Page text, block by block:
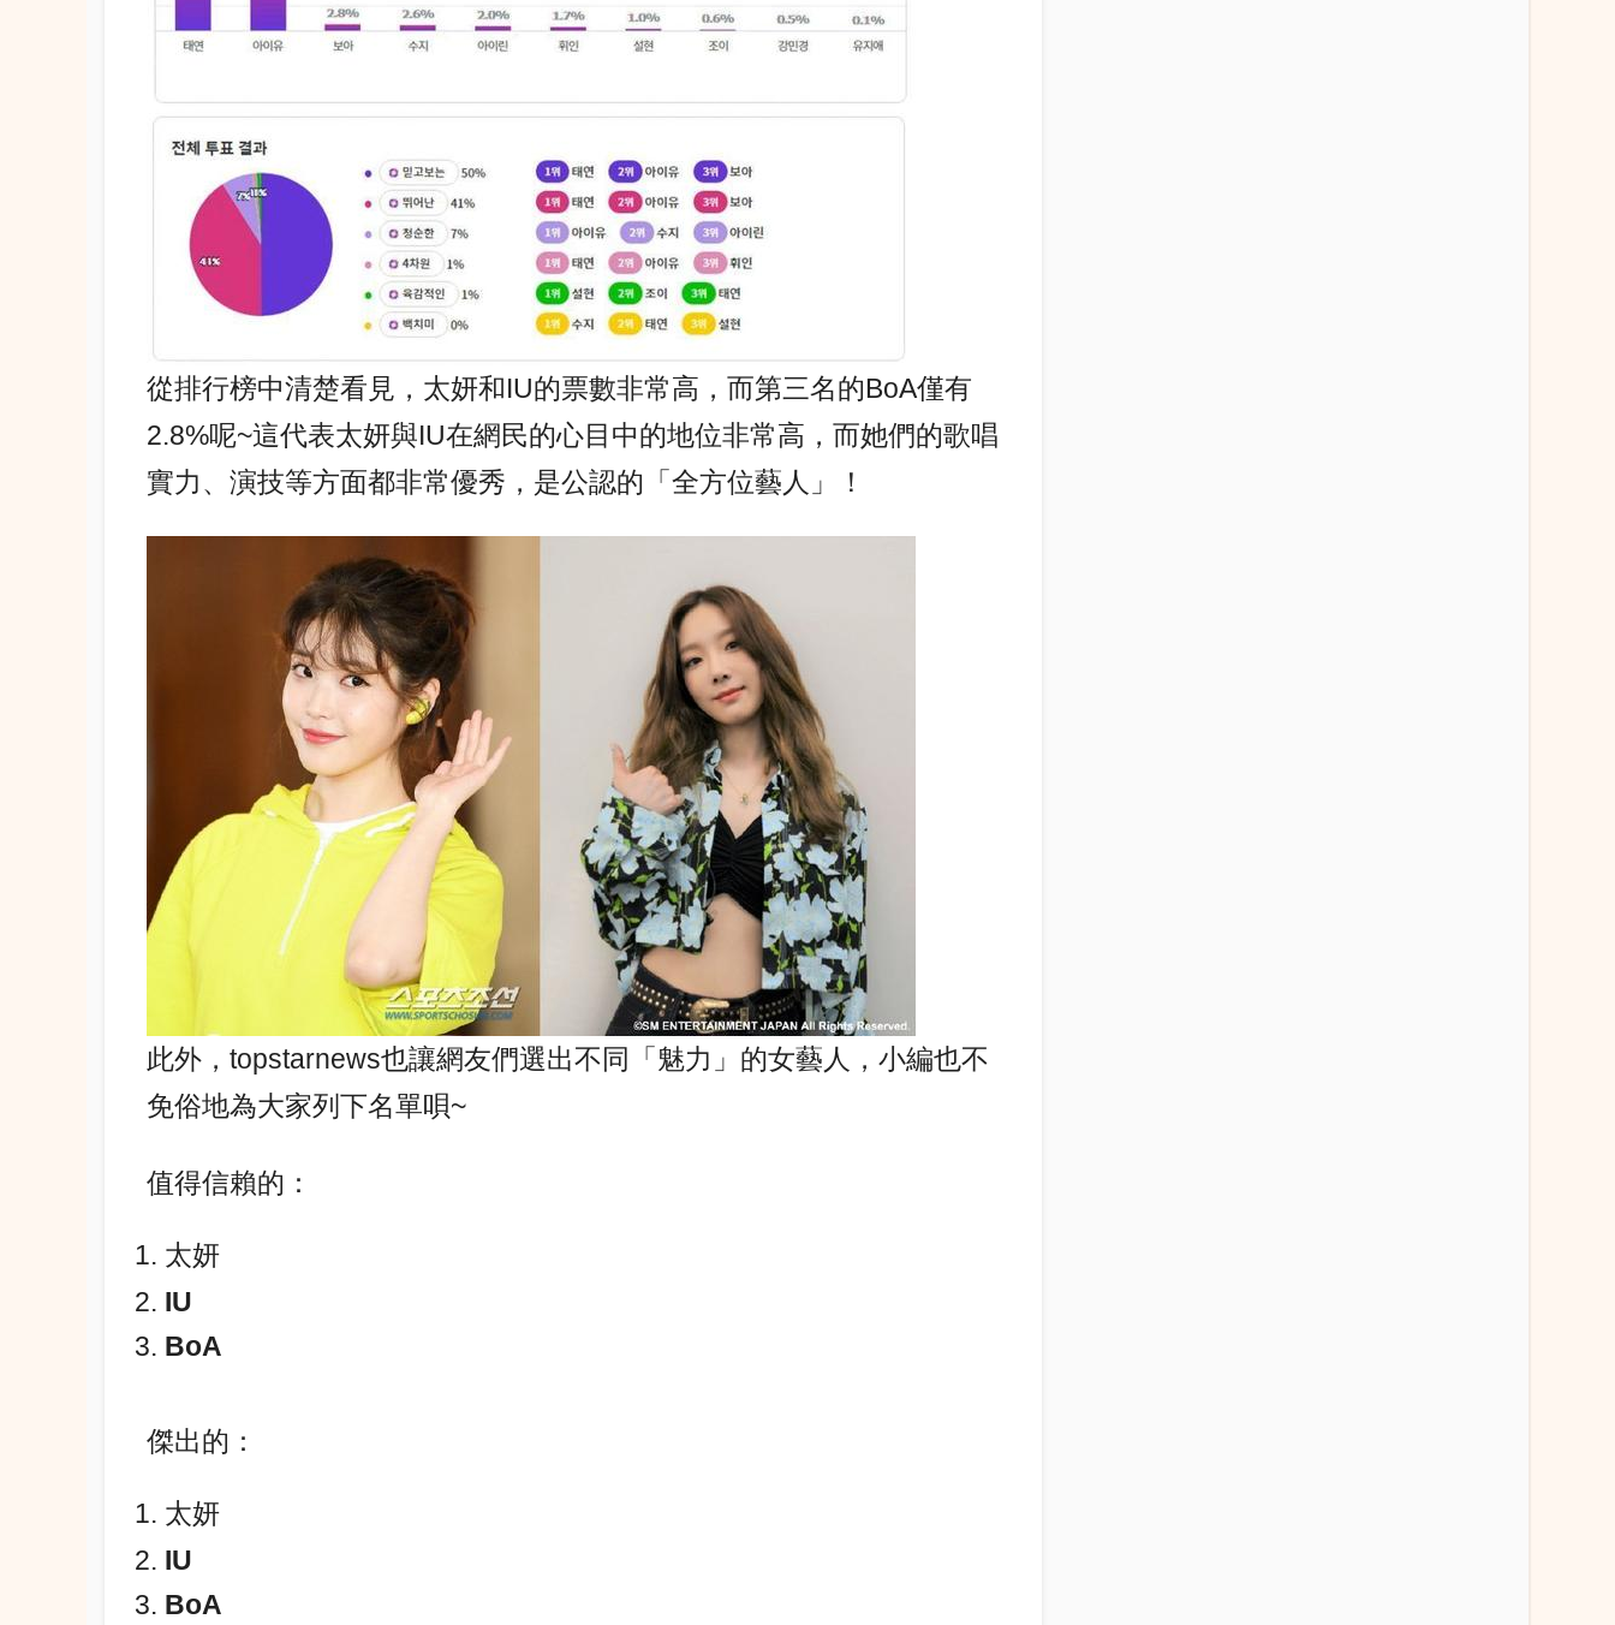
從排行榜中清楚看見，太妍和IU的票數非常高，而第三名的BoA僅有
2.8%呢~這代表太妍與IU在網民的心目中的地位非常高，而她們的歌唱
實力、演技等方面都非常優秀，是公認的「全方位藝人」！
此外，topstarnews也讓網友們選出不同「魅力」的女藝人，小編也不
免俗地為大家列下名單唄~
值得信賴的：
太妍
IU
BoA
傑出的：
太妍
IU
BoA